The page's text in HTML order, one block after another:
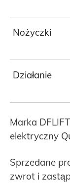
Nożyczki
Działanie
Marka
elektryczny
Sprzedane
zwrot i